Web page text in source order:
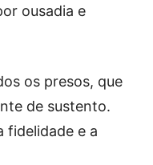
ousadia e
os presos, que
de sustento.
fidelidade e a